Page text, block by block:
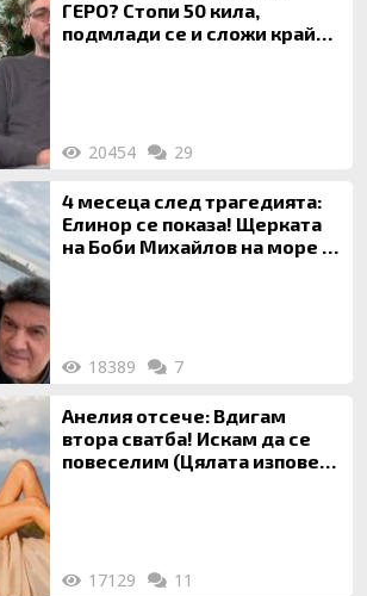
ГЕРО? Стопи 50 кила,
подмлади се и сложи край
20454 29
4 месеца след трагедията:
Елинор се показа! Щерката
на Боби Михайлов на море с
18389 7
Анелия отсече: Вдигам
втора сватба! Искам да се
повеселим (Цялата изповед
17129 11